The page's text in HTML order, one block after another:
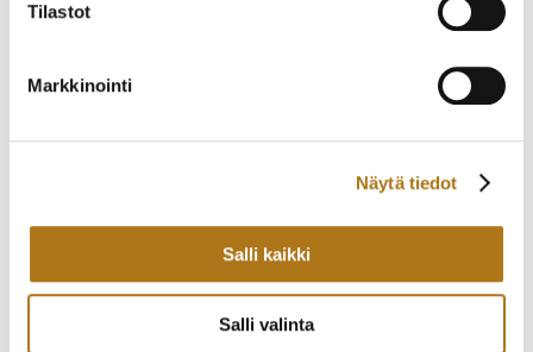
Tilastot
Markkinointi
Näytä tiedot
Salli kaikki
Salli valinta
GALAXIS
CITIZEN-032 NEW
MASTER